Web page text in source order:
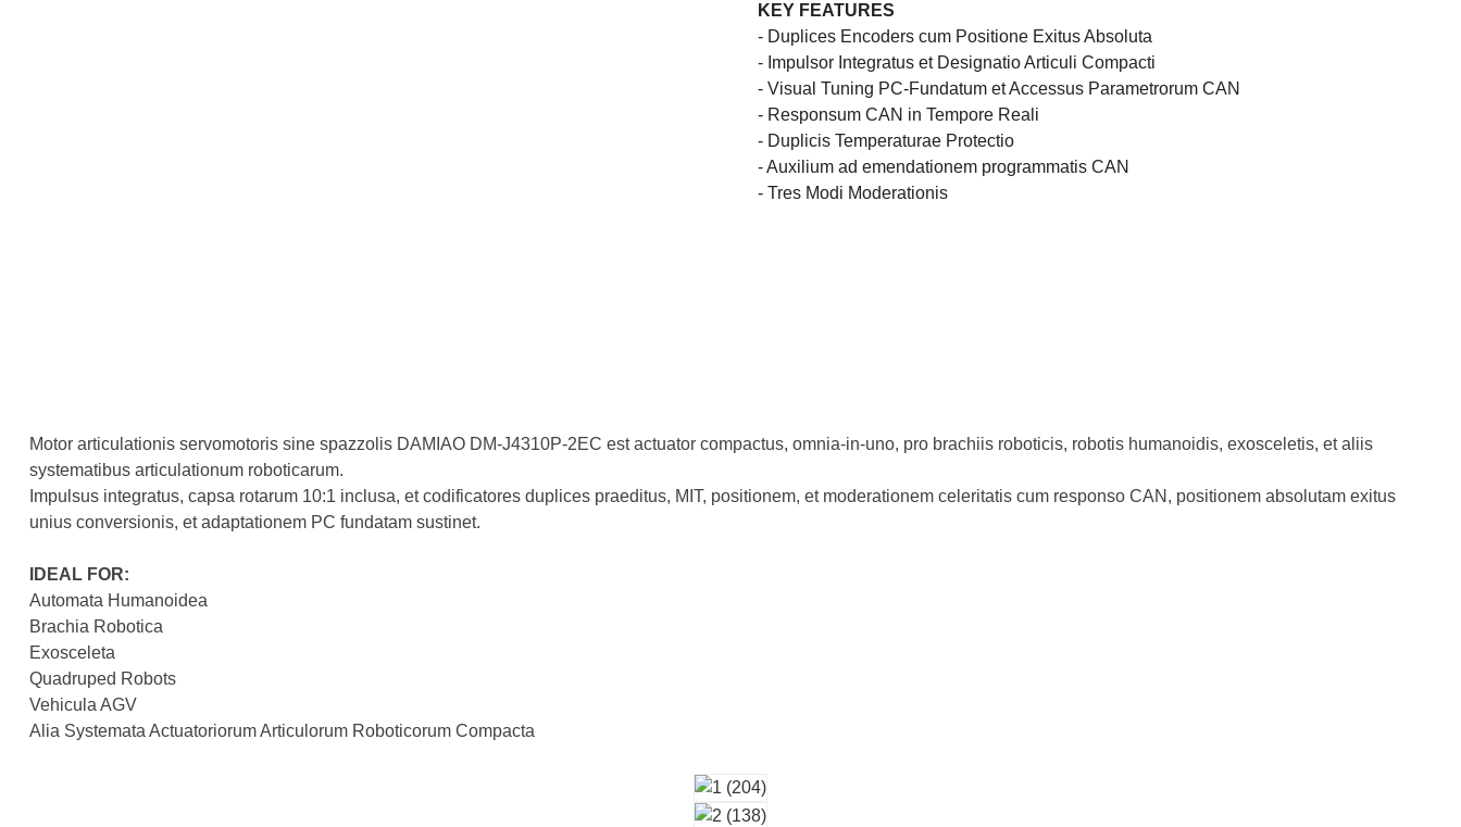
KEY FEATURES
- Duplices Encoders cum Positione Exitus Absoluta
- Impulsor Integratus et Designatio Articuli Compacti
- Visual Tuning PC-Fundatum et Accessus Parametrorum CAN
- Responsum CAN in Tempore Reali
- Duplicis Temperaturae Protectio
- Auxilium ad emendationem programmatis CAN
- Tres Modi Moderationis
Motor articulationis servomotoris sine spazzolis DAMIAO DM-J4310P-2EC est actuator compactus, omnia-in-uno, pro brachiis roboticis, robotis humanoidis, exosceletis, et aliis
systematibus articulationum roboticarum.
Impulsus integratus, capsa rotarum 10:1 inclusa, et codificatores duplices praeditus, MIT, positionem, et moderationem celeritatis cum responso CAN, positionem absolutam exitus
unius conversionis, et adaptationem PC fundatam sustinet.
IDEAL FOR:
Automata Humanoidea
Brachia Robotica
Exosceleta
Quadruped Robots
Vehicula AGV
Alia Systemata Actuatoriorum Articulorum Roboticorum Compacta